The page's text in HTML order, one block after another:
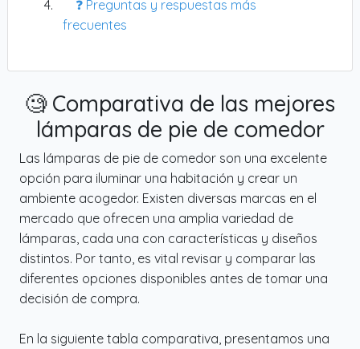
❓ Preguntas y respuestas más
frecuentes
🧐 Comparativa de las mejores
lámparas de pie de comedor
Las lámparas de pie de comedor son una excelente
opción para iluminar una habitación y crear un
ambiente acogedor. Existen diversas marcas en el
mercado que ofrecen una amplia variedad de
lámparas, cada una con características y diseños
distintos. Por tanto, es vital revisar y comparar las
diferentes opciones disponibles antes de tomar una
decisión de compra.
En la siguiente tabla comparativa, presentamos una